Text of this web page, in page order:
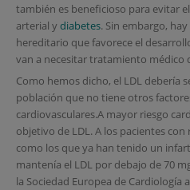
también es beneficioso para evitar
arterial y diabetes. Sin embargo,
hereditario que favorece el
van a necesitar tratamiento médico
Como hemos dicho, el LDL debería
población que no tiene otros
cardiovasculares.A mayor riesgo
objetivo de LDL. A los pacientes
como los que ya han tenido un
mantenía el LDL por debajo de 70
la Sociedad Europea de